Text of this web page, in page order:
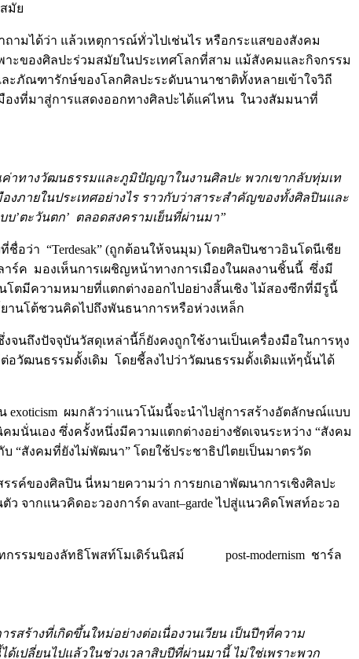
มัย
ามได้ว่า แล้วเหตุการณ์ทั่วไปเช่นไร หรือกระแสของสังคม
ะของศิลปะร่วมสมัยในประเทศโลกที่สาม แม้สังคมและกิจกรรม
ละภัณฑารักษ์ของโลกศิลปะระดับนานาชาติทั้งหลายเข้าใจวิถี
องที่มาสู่การแสดงออกทางศิลปะได้แค่ไหน ในวงสัมมนาที่
าทางวัฒนธรรมและภูมิปัญญาในงานศิลปะ พวกเขากลับทุ่มเท
ภายในประเทศอย่างไร ราวกับว่าสาระสำคัญของทั้งศิลปินและ
’ตะวันตก’ ตลอดสงครามเย็นที่ผ่านมา”
อว่า “Terdesak” (ถูกต้อนให้จนมุม) โดยศิลปินชาวอินโดนีเชีย
ลาร์ค มองเห็นการเผชิญหน้าทางการเมืองในผลงานชิ้นนี้ ซึ่งมี
โตมีความหมายที่แตกต่างออกไปอย่างสิ้นเชิง ไม้สองซีกที่มีรูนี้
านโต้ชวนคิดไปถึงพันธนาการหรือห่วงเหล็ก
นถึงปัจจุบันวัสดุเหล่านี้ก็ยังคงถูกใช้งานเป็นเครื่องมือในการหุง
อวัฒนธรรมดั้งเดิม โดยชี้ลงไปว่าวัฒนธรรมดั้งเดิมแท้ๆนั้นได้
exoticism ผมกลัวว่าแนวโน้มนี้จะนำไปสู่การสร้างอัตลักษณ์แบบ
นั่นเอง ซึ่งครั้งหนึ่งมีความแตกต่างอย่างชัดเจนระหว่าง “สังคม
“สังคมที่ยังไม่พัฒนา” โดยใช้ประชาธิปไตยเป็นมาตรวัด
ค์ของศิลปิน นี่หมายความว่า การยกเอาพัฒนาการเชิงศิลปะ
จากแนวคิดอะวองการ์ด avant–garde ไปสู่แนวคิดโพสท์อะวอ
ทกรรมของลัทธิโพสท์โมเดิร์นนิสม์ post-modernism ชาร์ล
ร้างที่เกิดขึ้นใหม่อย่างต่อเนื่องวนเวียน เป็นปีๆที่ความ
ปลี่ยนไปแล้วในช่วงเวลาสิบปีที่ผ่านมานี้ ไม่ใช่เพราะพวก